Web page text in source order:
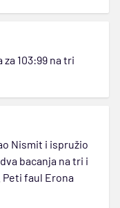
103:99 na tri
Nismit i ispružio
bacanja na tri i
Peti faul Erona